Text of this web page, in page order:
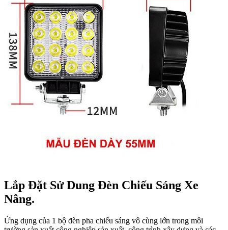
Lắp Đặt Sử Dung Đèn Chiếu Sáng Xe
Nâng.
Ứng dụng của 1 bộ đèn pha chiếu sáng vô cùng lớn trong môi